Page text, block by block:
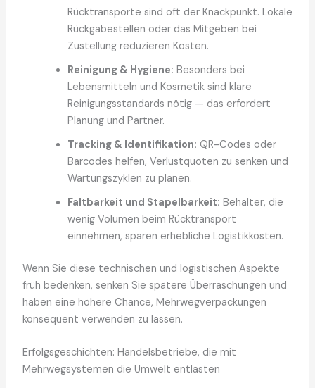
Rücktransporte sind oft der Knackpunkt. Lokale
Rückgabestellen oder das Mitgeben bei
Zustellung reduzieren Kosten.
Reinigung & Hygiene: Besonders bei
Lebensmitteln und Kosmetik sind klare
Reinigungsstandards nötig — das erfordert
Planung und Partner.
Tracking & Identifikation: QR-Codes oder
Barcodes helfen, Verlustquoten zu senken und
Wartungszyklen zu planen.
Faltbarkeit und Stapelbarkeit: Behälter, die
wenig Volumen beim Rücktransport
einnehmen, sparen erhebliche Logistikkosten.
Wenn Sie diese technischen und logistischen Aspekte
früh bedenken, senken Sie spätere Überraschungen und
haben eine höhere Chance, Mehrwegverpackungen
konsequent verwenden zu lassen.
Erfolgsgeschichten: Handelsbetriebe, die mit
Mehrwegsystemen die Umwelt entlasten